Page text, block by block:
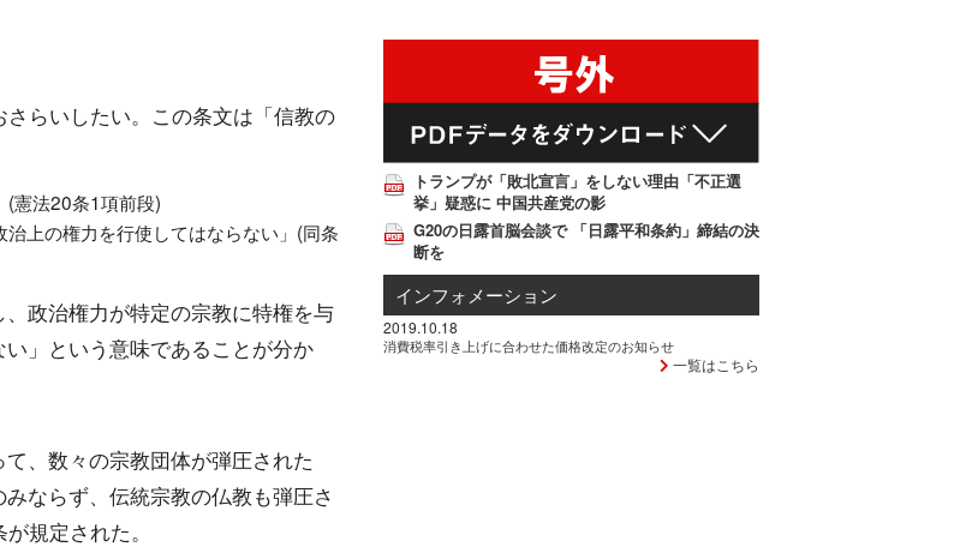
らいしたい。この条文は「信教の
(憲法20条1項前段)
治上の権力を行使してはならない」(同条
政治権力が特定の宗教に特権を与
」という意味であることが分か
、数々の宗教団体が弾圧された
ならず、伝統宗教の仏教も弾圧さ
規定された。
トランプが「敗北宣言」をしない理由「不正選
挙」疑惑に 中国共産党の影
G20の日露首脳会談で 「日露平和条約」締結の決
断を
インフォメーション
2019.10.18
消費税率引き上げに合わせた価格改定のお知らせ
一覧はこちら